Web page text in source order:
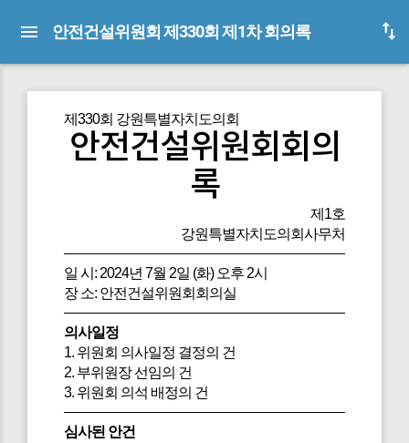
안전건설위원회 제330회 제1차 회의록
제330회 강원특별자치도의회
안전건설위원회회의
록
제1호
강원특별자치도의회사무처
일 시: 2024년 7월 2일 (화) 오후 2시
장 소: 안전건설위원회회의실
의사일정
1. 위원회 의사일정 결정의 건
2. 부위원장 선임의 건
3. 위원회 의석 배정의 건
심사된 안건